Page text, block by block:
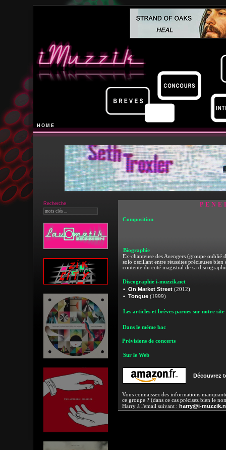
HOME
Recherche
Composition
Biographie
Ex-chanteuse des Avengers (groupe oublié
solo oscillant entre réussites précieuses
contente du coté magistral de sa
Discographie i-muzzik.net
• On Market Street(2012)
• Tongue(1999)
Les articles et brèves parues sur notre site
Dans le même bac
Prévisions de concerts
Sur le Web
Découvrez
Vous connaissez des informations
ce groupe ? (dans ce cas précisez bien le
Harry à l'email suivant : harry@i-